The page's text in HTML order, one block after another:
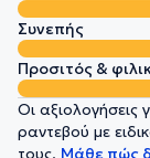
Συνεπής
Προσιτός &
Οι
ραντεβού με
τους. Μάθε πώς